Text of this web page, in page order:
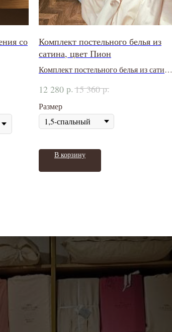
со
Комплект постельного белья из
сатина, цвет Пион
Комплект постельного белья из сатина
12 280 р. 15 360 р.
Размер
В корзину